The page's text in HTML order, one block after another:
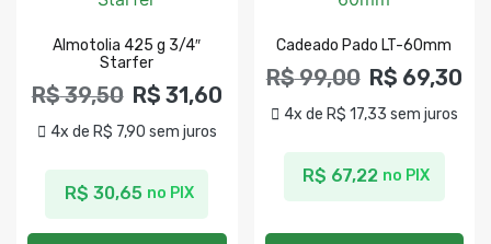
Almotolia 425 g 3/4″
Starfer
R$39,50 R$ 31,60
4x de R$ 7,90 sem juros
R$ 30,65 no PIX
Cadeado Pado LT-60mm
R$99,00 R$ 69,30
4x de R$ 17,33 sem juros
R$ 67,22 no PIX